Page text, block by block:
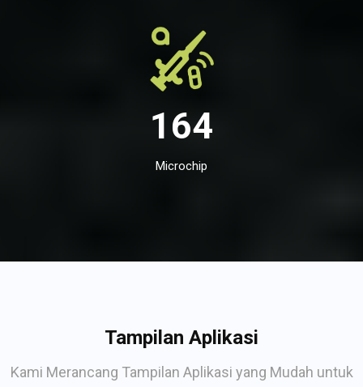
164
Microchip
Tampilan Aplikasi
Kami Merancang Tampilan Aplikasi yang Mudah untuk